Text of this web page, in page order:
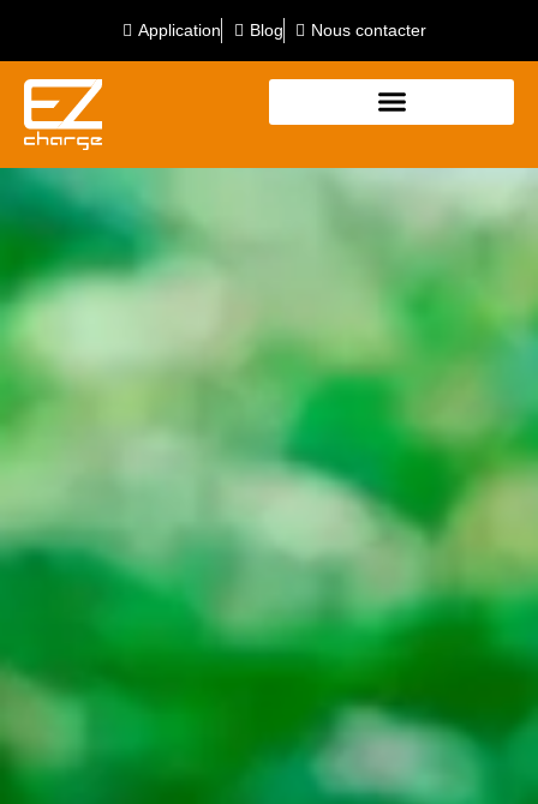
Application Blog Nous contacter